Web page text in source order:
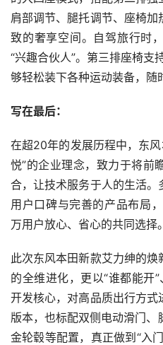
肩部调节、腿托调节、座椅
致的奢享空间。自驾旅行时
“兴趣合伙人”。第三排座椅
够轻松装下各种运动装备，随
写在最后：
在超20年的发展历程中，东
悦”的企业理念，致力于将前
合，让技术服务于人的生活
用户口碑与完善的产品布局
万用户放心、省心的共同选择。
此次东风本田新款艾力绅的
的全维进化，更以“谁都能开
开发核心，对高品质出行方
版本，也标配双侧电动滑门
金轮毂等配置，真正做到“入